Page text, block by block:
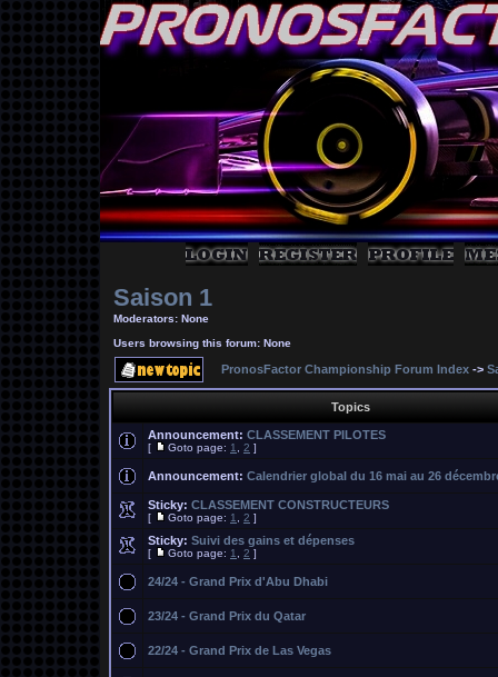
Saison 1
Moderators: None
Users browsing this forum: None
PronosFactor Championship Forum Index ->
Topics
Announcement: CLASSEMENT PILOTES
[ Goto page: 1 2 ]
Announcement: Calendrier global du 16 mai au 26
Sticky: CLASSEMENT CONSTRUCTEURS
[ Goto page: 1 2 ]
Sticky: Suivi des gains et dépenses
[ Goto page: 1 2 ]
24/24 - Grand Prix d'Abu Dhabi
23/24 - Grand Prix du Qatar
22/24 - Grand Prix de Las Vegas